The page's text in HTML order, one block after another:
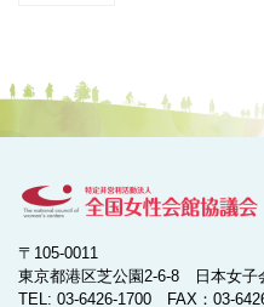
〒105-0011
東京都港区芝公園2-6-8 日本女子
TEL: 03-6426-1700 FAX：03-